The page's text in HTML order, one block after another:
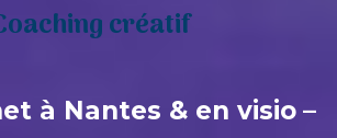
créatif
à Nantes & en visio –